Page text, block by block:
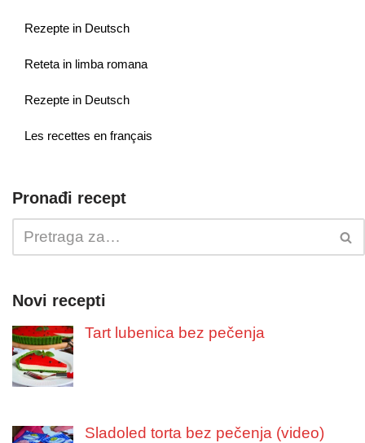
Rezepte in Deutsch
Reteta in limba romana
Rezepte in Deutsch
Les recettes en français
Pronađi recept
Novi recepti
Tart lubenica bez pečenja
Sladoled torta bez pečenja (video)